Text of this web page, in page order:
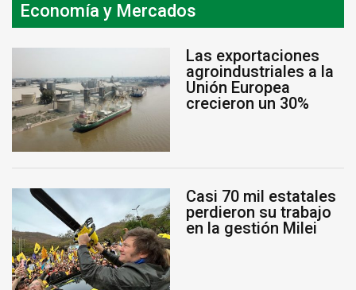
Economía y Mercados
Las exportaciones
agroindustriales a la
Unión Europea
crecieron un 30%
Casi 70 mil estatales
perdieron su trabajo
en la gestión Milei